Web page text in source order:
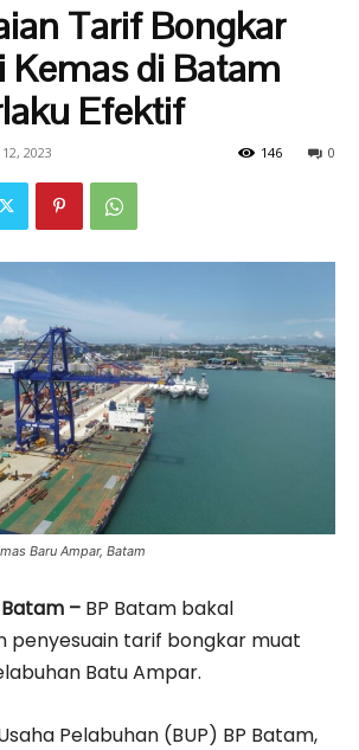
Tarif Bongkar
Kemas di Batam
Efektif
12, 2023 0
146
Baru Ampar, Batam
– BP Batam bakal
penyesuain tarif bongkar muat
Batu Ampar.
Pelabuhan (BUP) BP Batam,